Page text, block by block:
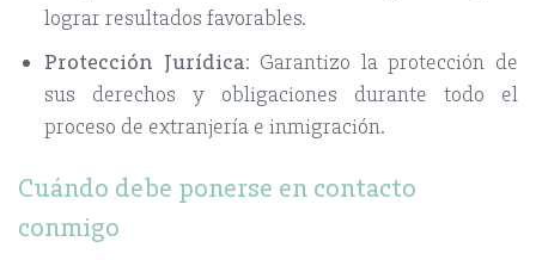
lograr resultados favorables.
Protección Jurídica: Garantizo la protección de
sus derechos y obligaciones durante todo el
proceso de extranjería e inmigración.
Cuándo debe ponerse en contacto
conmigo